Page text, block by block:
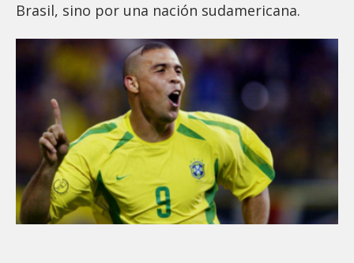
Brasil, sino por una nación sudamericana.